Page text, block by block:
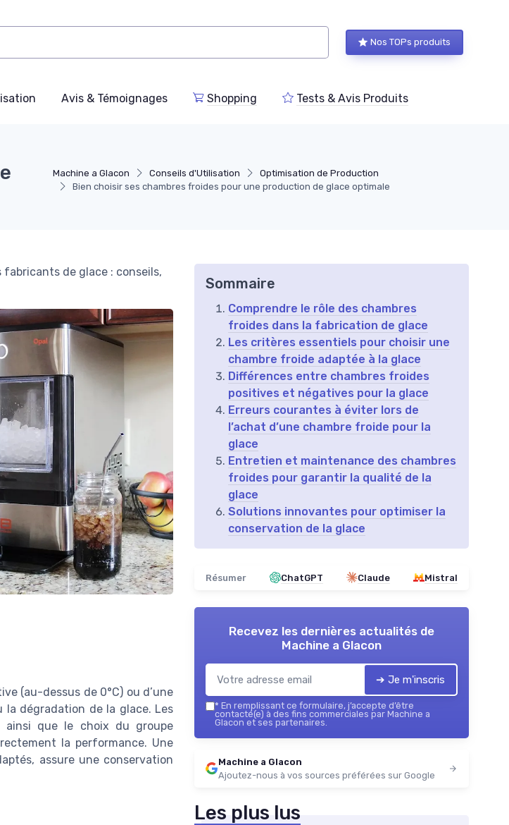
Nos TOPs produits
Avis & Témoignages Shopping Tests & Avis Produits
Machine a Glacon Conseils d'Utilisation
Optimisation de Production
Bien choisir ses chambres froides pour une production de glace optimale
fabricants de glace : conseils,
(au-dessus de 0°C) ou d’une
dégradation de la glace. Les
ainsi que le choix du groupe
la performance. Une
assure une conservation
Sommaire
Comprendre le rôle des chambres
froides dans la fabrication de glace
Les critères essentiels pour choisir une
chambre froide adaptée à la glace
Différences entre chambres froides
positives et négatives pour la glace
Erreurs courantes à éviter lors de
l’achat d’une chambre froide pour la
glace
Entretien et maintenance des chambres
froides pour garantir la qualité de la
glace
Solutions innovantes pour optimiser la
conservation de la glace
Résumer ChatGPT Claude Mistral
Recevez les dernières actualités de
Machine a Glacon
➔ Je m'inscris
* En remplissant ce formulaire, j’accepte d’être
contacté(e) à des fins commerciales par Machine a
Glacon et ses partenaires.
Machine a Glacon
Ajoutez-nous à vos sources préférées sur Google
Les plus lus